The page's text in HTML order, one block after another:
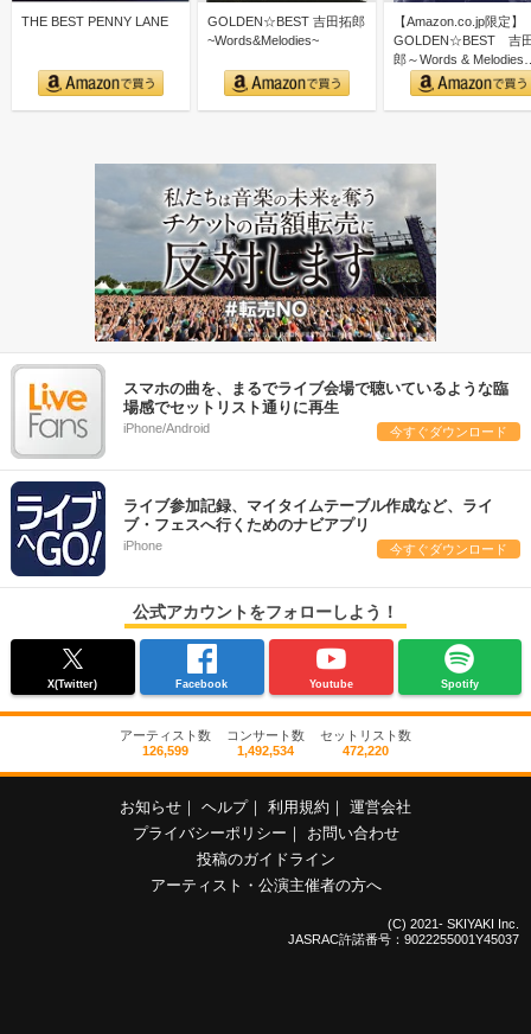
THE BEST PENNY LANE
GOLDEN☆BEST 吉田拓郎
~Words&Melodies~
【Amazon.co.jp限定】
GOLDEN☆BEST 吉
郎～Words &
スマホの曲を、まるでライブ会場で聴いているような臨
場感でセットリスト通りに再生
iPhone/Android 今すぐダウンロード
ライブ参加記録、マイタイムテーブル作成など、ライ
ブ・フェスへ行くためのナビアプリ
iPhone 今すぐダウンロード
公式アカウントをフォローしよう！
X(Twitter) Facebook Youtube Spotify
アーティスト数
126,599
コンサート数
1,492,534
セットリスト数
472,220
お知らせ ヘルプ 利用規約
運営会社
プライバシーポリシー
お問い合わせ
投稿のガイドライン
アーティスト・公演主催者の方へ
(C) 2021- SKIYAKI Inc.
JASRAC許諾番号：9022255001Y45037